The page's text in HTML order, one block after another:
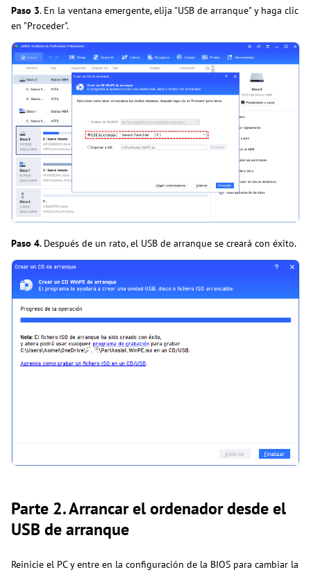
Paso 3. En la ventana emergente, elija "USB de arranque" y haga clic
en "Proceder".
Paso 4. Después de un rato, el USB de arranque se creará con éxito.
Parte 2. Arrancar el ordenador desde el
USB de arranque
Reinicie el PC y entre en la configuración de la BIOS para cambiar la